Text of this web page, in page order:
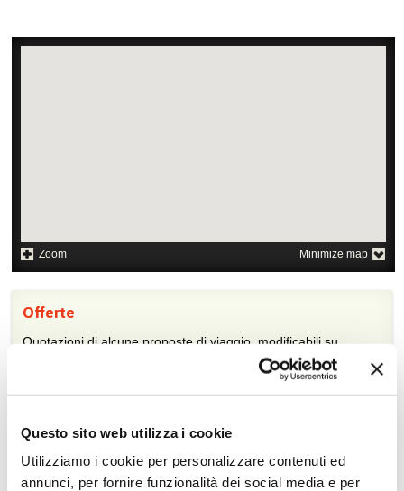
Questo sito web utilizza i cookie
Utilizziamo i cookie per personalizzare contenuti ed
annunci, per fornire funzionalità dei social media e per
Zoom Minimize map
Offerte
Quotazioni di alcune proposte di viaggio, modificabili su
Scopri i prezzi »
Da non perdere in Thailandia